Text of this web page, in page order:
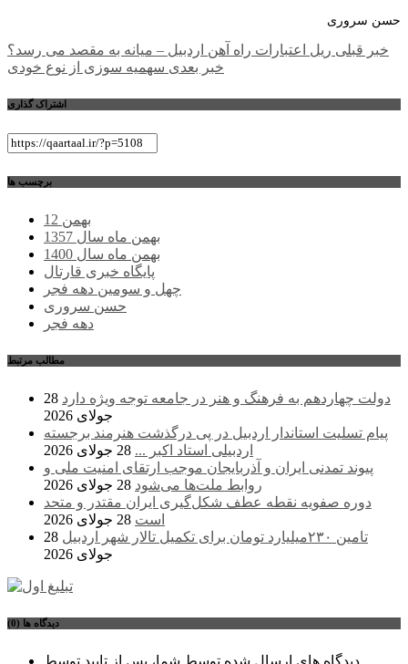
حسن سروری
راهبری
نوشته
خبر قبلی ریل اعتبارات راه آهن اردبیل – میانه به مقصد می رسد؟
خبر بعدی سهمیه سوزی از نوع خودی
اشتراک گذاری
برچسب ها
12 بهمن
بهمن ماه سال 1357
بهمن ماه سال 1400
پایگاه خبری قارتال
چهل و سومین دهه فجر
حسن سروری
دهه فجر
مطالب مرتبط
دولت چهاردهم به فرهنگ و هنر در جامعه توجه ویژه دارد 28
جولای 2026
پیام تسلیت استاندار اردبیل در پی درگذشت هنرمند برجسته
اردبیلی استاد اکبر ... 28 جولای 2026
پیوند تمدنی ایران و آذربایجان موجب ارتقای امنیت ملی و
روابط ملت‌ها می‌شود 28 جولای 2026
دوره صفویه نقطه عطف شکل‌گیری ایران مقتدر و متحد
است 28 جولای 2026
تامین ۲۳۰میلیارد تومان برای تکمیل تالار شهر اردبیل
28
جولای 2026
دیدگاه ها (0)
دیدگاه های ارسال شده توسط شما، پس از تایید توسط